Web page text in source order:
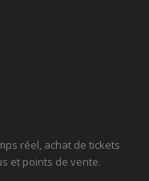
réel, achat de tickets
et points de vente.